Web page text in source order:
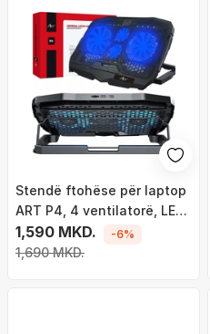
Stendë ftohëse për laptop
ART P4, 4 ventilatorë, LED,
për 9-17"
1,590 MKD.
1,690 MKD.
-6%